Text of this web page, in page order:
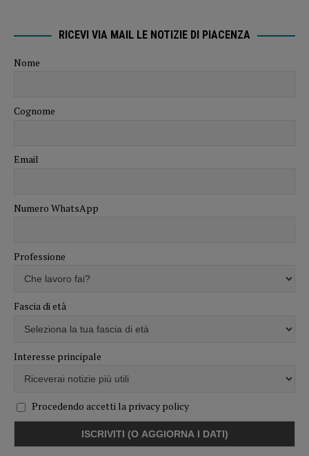
RICEVI VIA MAIL LE NOTIZIE DI PIACENZA
Nome
Cognome
Email
Numero WhatsApp
Professione
Fascia di età
Interesse principale
Procedendo accetti la privacy policy